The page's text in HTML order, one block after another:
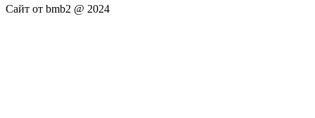
Сайт от bmb2 @ 2024